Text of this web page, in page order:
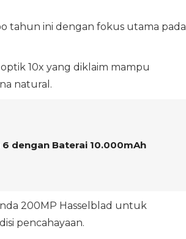
tahun ini dengan fokus utama pada
10x yang diklaim mampu
natural.
dengan Baterai 10.000mAh
200MP Hasselblad untuk
pencahayaan.